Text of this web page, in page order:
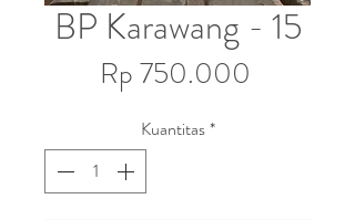
BP Karawang - 15
Rp 750.000
Kuantitas*